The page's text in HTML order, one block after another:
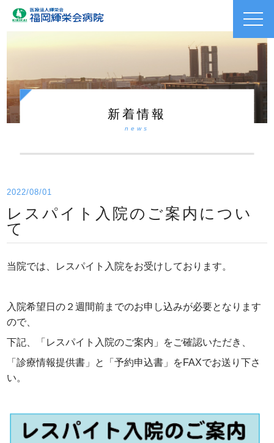
toggle
新着情報
news
2022/08/01
レスパイト入院のご案内につい
て
当院では、レスパイト入院をお受けしております。
入院希望日の２週間前までのお申し込みが必要となります
ので、
下記、「レスパイト入院のご案内」をご確認いただき、
「診療情報提供書」と「予約申込書」をFAXでお送り下さ
い。